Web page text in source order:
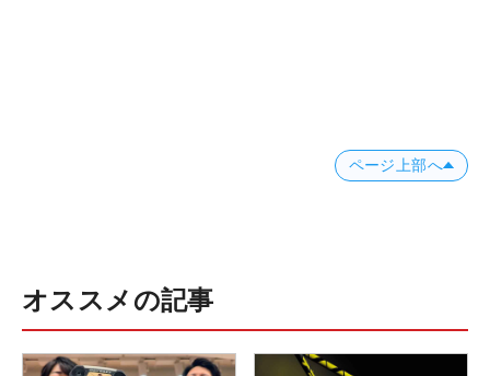
ページ上部へ
オススメの記事